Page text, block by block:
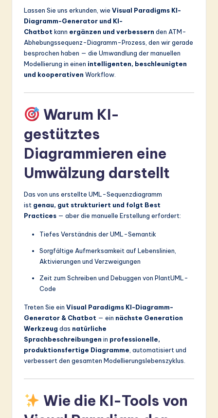
Lassen Sie uns erkunden, wie Visual Paradigms KI-
Diagramm-Generator und KI-
Chatbot kann ergänzen und verbessern den ATM-
Abhebungssequenz-Diagramm-Prozess, den wir gerade
besprochen haben — die Umwandlung der manuellen
Modellierung in einen intelligenten, beschleunigten
und kooperativen Workflow.
Warum KI-
gestütztes
Diagrammieren eine
Umwälzung darstellt
Das von uns erstellte UML-Sequenzdiagramm
ist genau, gut strukturiert und folgt Best
Practices — aber die manuelle Erstellung erfordert:
Tiefes Verständnis der UML-Semantik
Sorgfältige Aufmerksamkeit auf Lebenslinien,
Aktivierungen und Verzweigungen
Zeit zum Schreiben und Debuggen von PlantUML-
Code
Treten Sie ein Visual Paradigms KI-Diagramm-
Generator & Chatbot — ein nächste Generation
Werkzeug das natürliche
Sprachbeschreibungen in professionelle,
produktionsfertige Diagramme , automatisiert und
verbessert den gesamten Modellierungslebenszyklus.
Wie die KI-Tools von